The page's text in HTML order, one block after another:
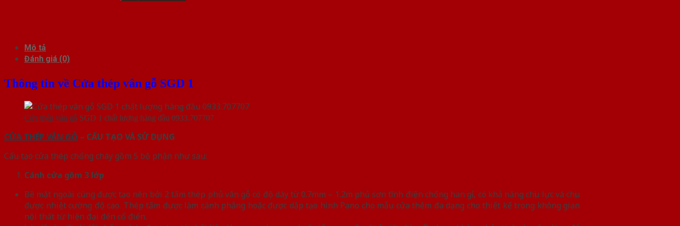
Mô tả
Đánh giá (0)
Thông tin về Cửa thép vân gỗ SGD 1
Cửa thép vân gỗ SGD 1 chất lượng hàng đầu 0933.707707
CỬA THÉP VÂN GỖ – CẤU TẠO VÀ SỬ DỤNG
Cấu tạo cửa thép chống cháy gồm 5 bộ phận như sau:
Cánh cửa gồm 3 lớp
Bề mặt ngoài cùng được tạo nên bởi 2 tấm thép phủ vân gỗ có độ dày từ 0.7mm – 1.2m phủ sơn tĩnh điện chống han gỉ, có khả năng chịu lực và chịu
được nhiệt cường độ cao. Thép tấm được làm cánh phẳng hoặc được dập tạo hình Pano cho mẫu cửa thêm đa dạng cho thiết kế trong không gian
nội thất từ hiện đại đến cổ điển.